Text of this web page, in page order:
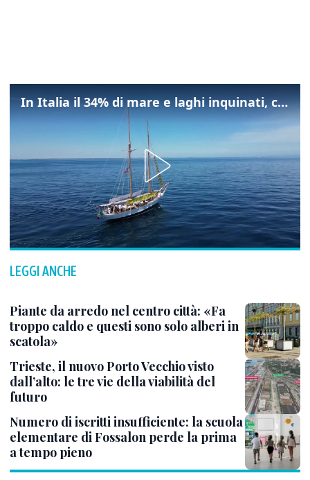
In Italia il 34% di mare e laghi inquinati, colpa della maladepurazione
LEGGI ANCHE
Piante da arredo nel centro città: «Fa
troppo caldo e questi sono solo alberi in
scatola»
Trieste, il nuovo Porto Vecchio visto
dall’alto: le tre vie della viabilità del
futuro
Numero di iscritti insufficiente: la scuola
elementare di Fossalon perde la prima
a tempo pieno